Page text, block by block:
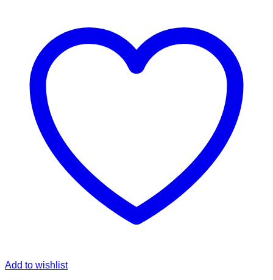
Add to wishlist